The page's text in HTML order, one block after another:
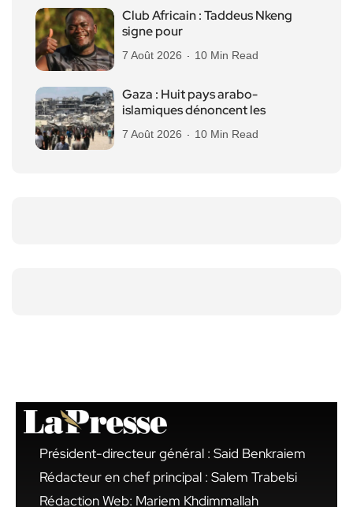
Club Africain : Taddeus Nkeng
signe pour
7 Août 2026 10 Min Read
Gaza : Huit pays arabo-
islamiques dénoncent les
7 Août 2026 10 Min Read
Président-directeur général : Said Benkraiem
Rédacteur en chef principal : Salem Trabelsi
Rédaction Web: Mariem Khdimmallah